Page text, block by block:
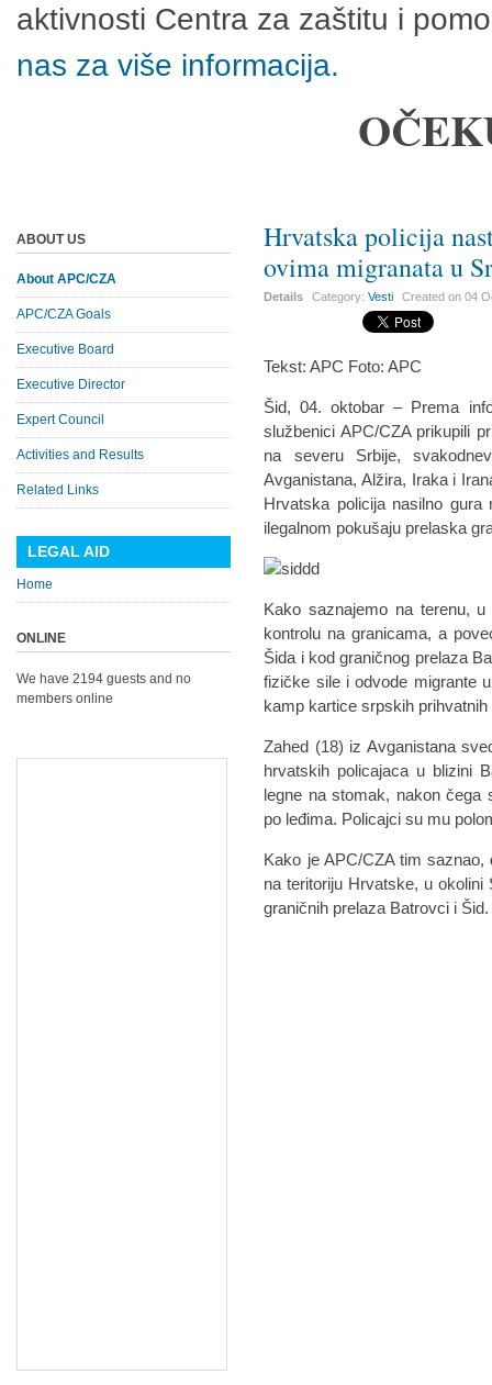
aktivnosti Centra za zaštitu i
nas za više informacija.
Hrvatska policija
ovima migranata u
Details Category:Vesti Created on04
Tekst: APC Foto: APC
Šid, 04. oktobar – Prema
službenici APC/CZA prikupili
na severu Srbije,
Avganistana, Alžira, Iraka i
Hrvatska policija nasilno
ilegalnom pokušaju prelaska
Kako saznajemo na terenu,
kontrolu na granicama, a
Šida i kod graničnog prelaza
fizičke sile i odvode migrante
kamp kartice srpskih prihvatnih
Zahed (18) iz Avganistana
hrvatskih policajaca u blizini
legne na stomak, nakon čega
po leđima. Policajci su mu
Kako je APC/CZA tim
na teritoriju Hrvatske, u okolini
graničnih prelaza Batrovci i Šid.
ABOUT US
About APC/CZA
APC/CZA Goals
Executive Board
Executive Director
Expert Council
Activities and Results
Related Links
LEGAL AID
Home
ONLINE
We have 2194 guests and no
members online